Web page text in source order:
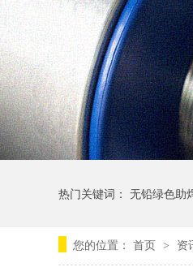
热门关键词： 无铅绿色助
您的位置： 首页 > 资